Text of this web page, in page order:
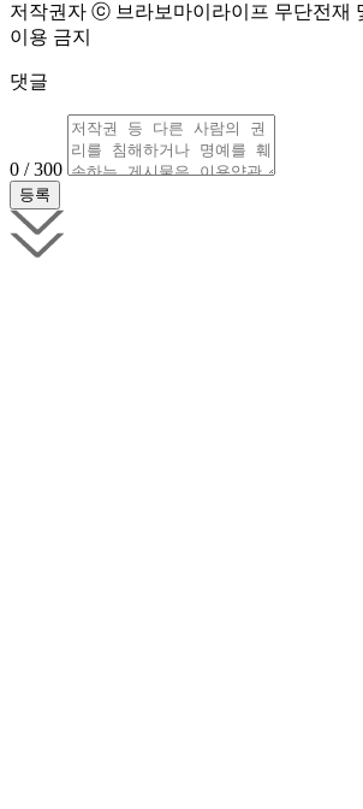
저작권자 ⓒ 브라보마이라이프 무단전재
이용 금지
댓글
0 / 300